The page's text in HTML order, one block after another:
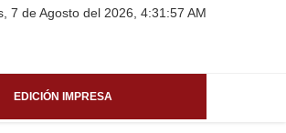
7 de Agosto del 2026, 4:31:57 AM
EDICIÓN IMPRESA